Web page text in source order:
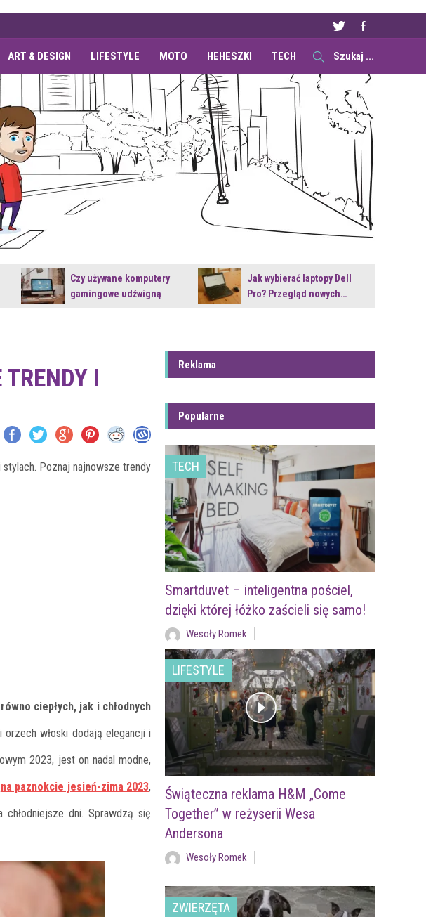
ART & DESIGN LIFESTYLE MOTO HEHESZKI TECH
Czy używane komputery
gamingowe udźwigną
Jak wybierać laptopy Dell
Pro? Przegląd nowych…
I
Poznaj najnowsze trendy
ciepłych, jak i chłodnych
włoski dodają elegancji i
2023, jest on nadal modne,
na paznokcie jesień-zima 2023,
dni. Sprawdzą się
Reklama
Popularne
TECH
Smartduvet – inteligentna pościel,
dzięki której łóżko zaścieli się samo!
Wesoły Romek
LIFESTYLE
Świąteczna reklama H&M „Come
Together” w reżyserii Wesa
Andersona
Wesoły Romek
ZWIERZĘTA